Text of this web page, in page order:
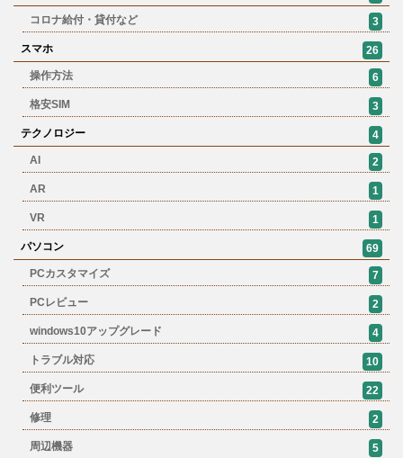
コロナ給付・貸付など
3
スマホ
26
操作方法
6
格安SIM 3
テクノロジー
4
AI
2
AR 1
VR 1
パソコン
69
PCカスタマイズ
7
PCレビュー 2
windows10アップグレード 4
トラブル対応 10
便利ツール 22
修理 2
周辺機器 5